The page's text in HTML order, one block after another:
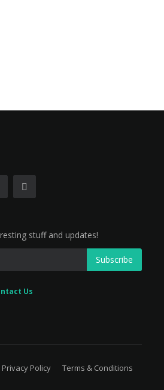
stuff and updates!
Subscribe
Us
Privacy Policy Terms & Conditions